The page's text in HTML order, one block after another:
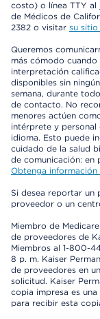
costo) o línea TTY al
de Médicos de
2382 o visitar su
Queremos
más cómodo
interpretación
disponibles sin
semana, durante
de contacto. No
menores actúen
intérprete y
idioma. Esto puede
cuidado de la salud
de comunicación: en
Obtenga
Si desea reportar un
proveedor o un
Miembro de
de proveedores de
Miembros al 1-800-
8 p. m. Kaiser
de proveedores en
solicitud. Kaiser
copia impresa es
para recibir esta